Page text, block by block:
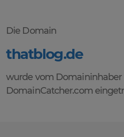
Die Domain
thatblog.de
wurde vom Domaininhaber
DomainCatcher.com